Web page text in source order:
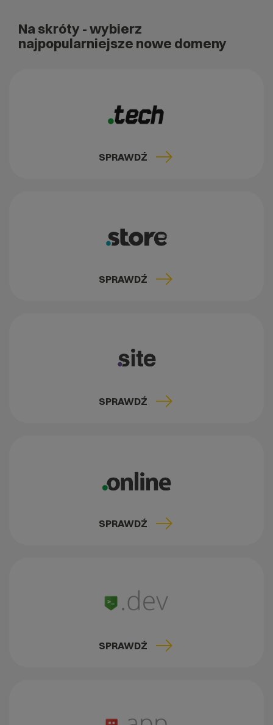
Na skróty - wybierz
najpopularniejsze nowe domeny
SPRAWDŹ
SPRAWDŹ
SPRAWDŹ
SPRAWDŹ
SPRAWDŹ